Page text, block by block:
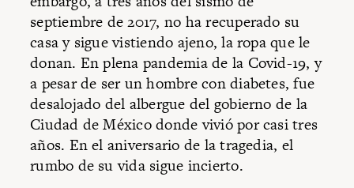
septiembre de 2017, no ha recuperado su
casa y sigue vistiendo ajeno, la ropa que le
donan. En plena pandemia de la Covid-19, y
a pesar de ser un hombre con diabetes, fue
desalojado del albergue del gobierno de la
Ciudad de México donde vivió por casi tres
años. En el aniversario de la tragedia, el
rumbo de su vida sigue incierto.